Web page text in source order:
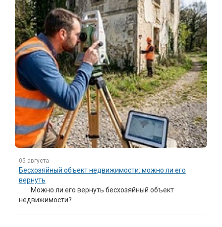
05 августа
Бесхозяйный объект недвижимости: можно ли его
вернуть
Можно ли его вернуть бесхозяйный объект
недвижимости?